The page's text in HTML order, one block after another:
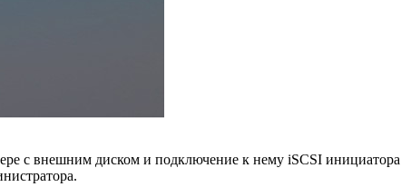
с внешним диском и подключение к нему iSCSI инициатора